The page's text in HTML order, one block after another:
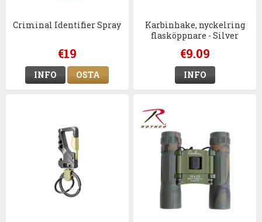
Criminal Identifier Spray
€19
INFO OSTA
Karbinhake, nyckelring
flasköppnare - Silver
€9.09
INFO